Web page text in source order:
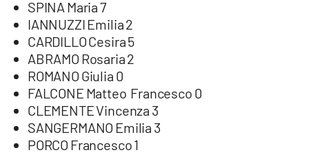
SPINA Maria 7
IANNUZZI Emilia 2
CARDILLO Cesira 5
ABRAMO Rosaria 2
ROMANO Giulia 0
FALCONE Matteo Francesco 0
CLEMENTE Vincenza 3
SANGERMANO Emilia 3
PORCO Francesco 1